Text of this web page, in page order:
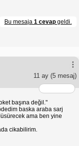
Bu mesaja 1 cevap geldi.
11 ay (5 mesaj)
başına değil."
baska araba sarj
ama ben yine
cikabilirim.